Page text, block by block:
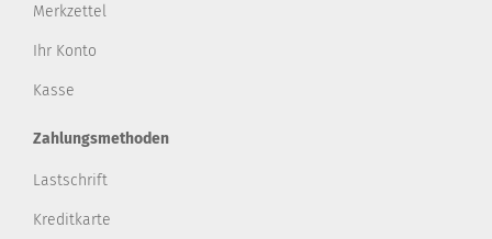
Merkzettel
Ihr Konto
Kasse
Zahlungsmethoden
Lastschrift
Kreditkarte